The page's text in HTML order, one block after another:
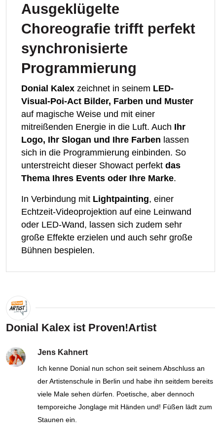
Ausgeklügelte
Choreografie trifft perfekt
synchronisierte
Programmierung
Donial Kalex zeichnet in seinem LED-
Visual-Poi-Act Bilder, Farben und Muster
auf magische Weise und mit einer
mitreißenden Energie in die Luft. Auch Ihr
Logo, Ihr Slogan und Ihre Farben lassen
sich in die Programmierung einbinden. So
unterstreicht dieser Showact perfekt das
Thema Ihres Events oder Ihre Marke.
In Verbindung mit Lightpainting, einer
Echtzeit-Videoprojektion auf eine Leinwand
oder LED-Wand, lassen sich zudem sehr
große Effekte erzielen und auch sehr große
Bühnen bespielen.
Donial Kalex ist Proven!Artist
Jens Kahnert
Ich kenne Donial nun schon seit seinem Abschluss an
der Artistenschule in Berlin und habe ihn seitdem bereits
viele Male sehen dürfen. Poetische, aber dennoch
temporeiche Jonglage mit Händen und! Füßen lädt zum
Staunen ein.